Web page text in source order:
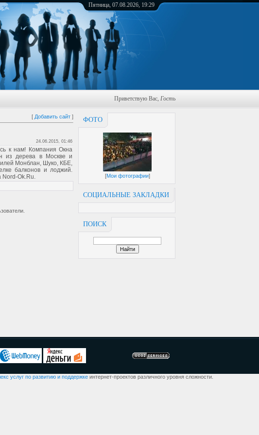
Пятница, 07.08.2026, 19:29
Приветствую Вас, Гость
ФОТО
[Мои фотографии]
СОЦИАЛЬНЫЕ ЗАКЛАДКИ
ПОИСК
[ Добавить сайт ]
24.06.2015, 01:46
к нам! Компания Окна
из дерева в Москве и
Монблан, Шуко, КБЕ,
балконов и лоджий.
Nord-Ok.Ru.
услуг по развитию и поддержке интернет-проектов различного уровня сложности.